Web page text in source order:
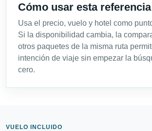
Cómo usar esta referencia
Usa el precio, vuelo y hotel como
Si la disponibilidad cambia, la
otros paquetes de la misma ruta
intención de viaje sin empezar la
cero.
VUELO INCLUIDO